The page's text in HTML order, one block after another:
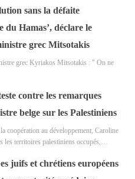
sans la défaite
du Hamas’, déclare le
grec Mitsotakis
grec Kyriakos Mitsotakis : " On ne
contre les remarques
belge sur les Palestiniens
coopération au développement, Caroline
les territoires palestiniens occupés,…
juifs et chrétiens européens